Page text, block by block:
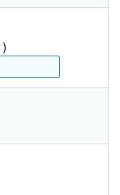
)